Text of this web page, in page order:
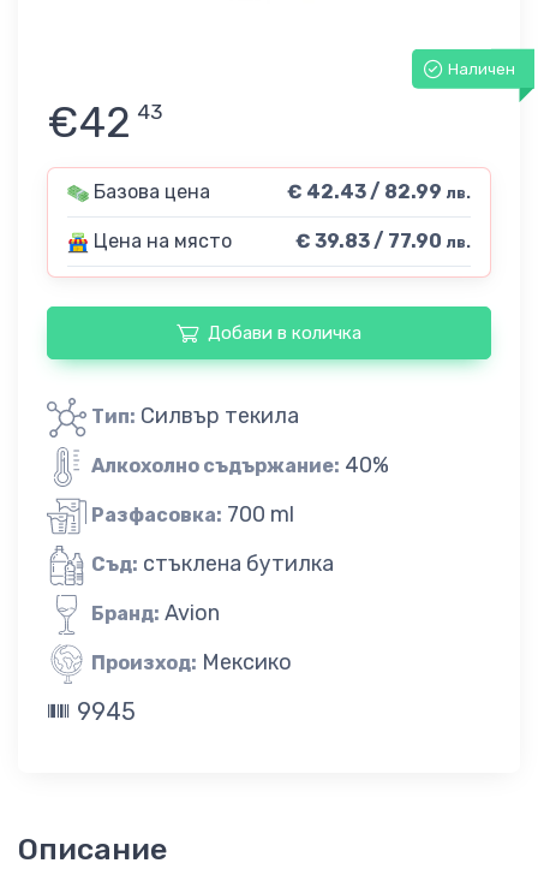
Наличен
€42 43
Базова цена € 42.43 / 82.99 лв.
Цена на място € 39.83 / 77.90 лв.
Добави в количка
Тип: Силвър текила
Алкохолно съдържание: 40%
Разфасовка: 700 ml
Съд: стъклена бутилка
Бранд: Avion
Произход: Мексико
9945
Описание